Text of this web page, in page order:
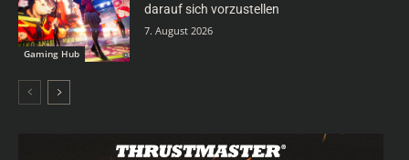
Gaming Hub
darauf sich vorzustellen
7. August 2026